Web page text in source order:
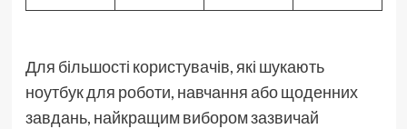
Для більшості користувачів, які шукають
ноутбук для роботи, навчання або щоденних
завдань, найкращим вибором зазвичай